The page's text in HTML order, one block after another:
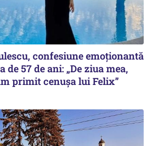
confesiune emoționantă
de 57 de ani: „De ziua mea,
primit cenușa lui Felix”